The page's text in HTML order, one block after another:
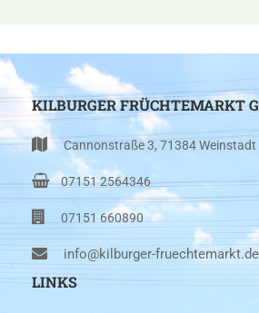
KILBURGER FRÜCHTEMARKT
Cannonstraße 3, 71384 Weinstadt
07151 2564346
07151 660890
info@kilburger-fruechtemarkt.de
LINKS